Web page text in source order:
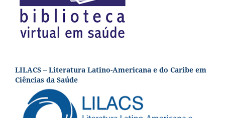
LILACS – Literatura Latino-Americana e do Caribe em
Ciências da Saúde